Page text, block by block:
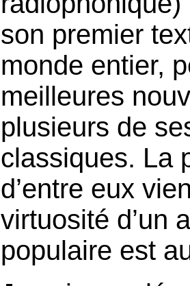
son premier
monde entier,
meilleures
plusieurs de
classiques. La
d’entre eux
virtuosité d’un
populaire est